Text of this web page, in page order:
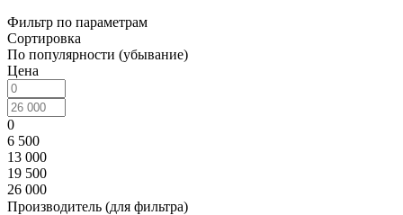
Фильтр по параметрам
Сортировка
По популярности (убывание)
Цена
0
6 500
13 000
19 500
26 000
Производитель (для фильтра)